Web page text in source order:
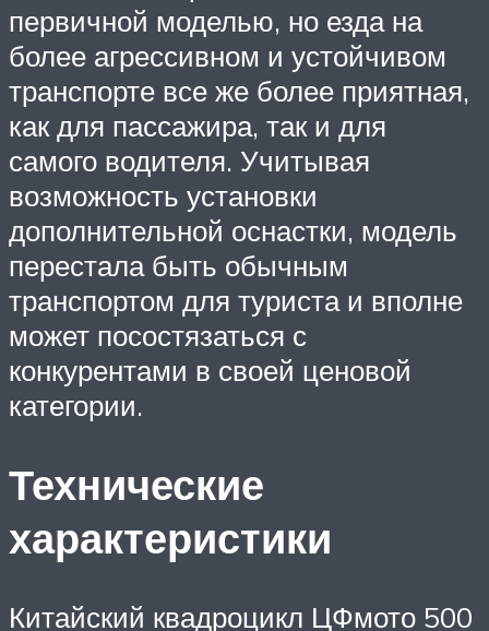
первичной моделью, но езда на
более агрессивном и устойчивом
транспорте все же более приятная,
как для пассажира, так и для
самого водителя. Учитывая
возможность установки
дополнительной оснастки, модель
перестала быть обычным
транспортом для туриста и вполне
может посостязаться с
конкурентами в своей ценовой
категории.
Технические
характеристики
Китайский квадроцикл ЦФмото 500